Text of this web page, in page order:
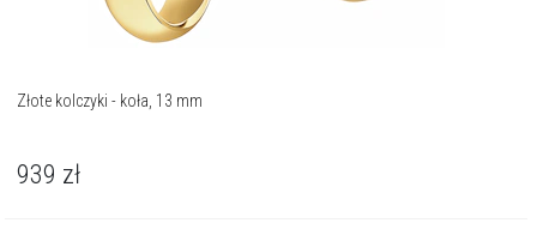
Złote kolczyki - koła, 13 mm
939 zł